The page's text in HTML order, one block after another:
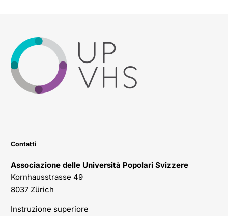
Contatti
Associazione delle Università Popolari Svizzere
Kornhausstrasse 49
8037 Zürich
Instruzione superiore